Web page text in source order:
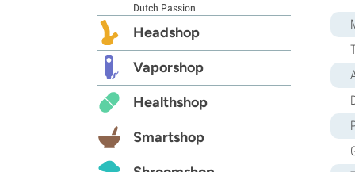
Dutch Passion
Elite Seeds
Exotic Seed
Expert Seeds
FastBuds
Female Seeds
French Touch Seeds
Garden of Green
Headshop
Vaporshop
Healthshop
Smartshop